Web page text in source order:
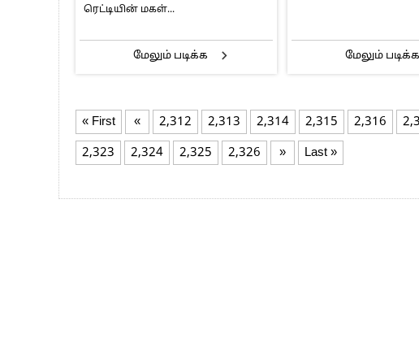
ரெட்டியின் மகள்...
மேலும் படிக்க மேலும் படிக்க
« First « 2,312 2,313 2,314 2,315 2,316
2,323
2,324 2,325 2,326 » Last »